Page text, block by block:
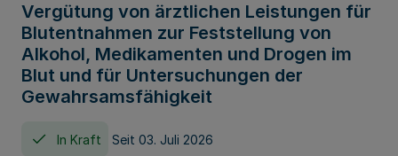
Vergütung von ärztlichen Leistungen für
Blutentnahmen zur Feststellung von
Alkohol, Medikamenten und Drogen im
Blut und für Untersuchungen der
Gewahrsamsfähigkeit
In Kraft Seit 03. Juli 2026